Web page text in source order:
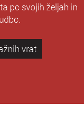
po svojih željah in
vrat